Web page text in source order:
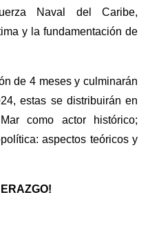
Naval del Caribe,
y la fundamentación de
de 4 meses y culminarán
estas se distribuirán en
como actor histórico;
aspectos teóricos y